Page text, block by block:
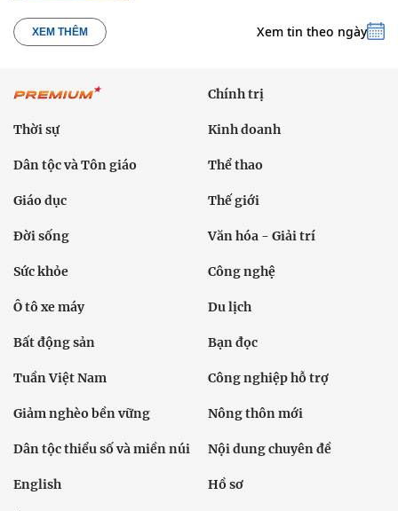
XEM THÊM Xem tin theo ngày
Chính trị
Thời sự Kinh doanh
Dân tộc và Tôn giáo Thể thao
Giáo dục Thế giới
Đời sống Văn hóa - Giải trí
Sức khỏe Công nghệ
Ô tô xe máy Du lịch
Bất động sản Bạn đọc
Tuần Việt Nam Công nghiệp hỗ trợ
Giảm nghèo bền vững Nông thôn mới
Dân tộc thiểu số và miền núi Nội dung chuyên đề
English Hồ sơ